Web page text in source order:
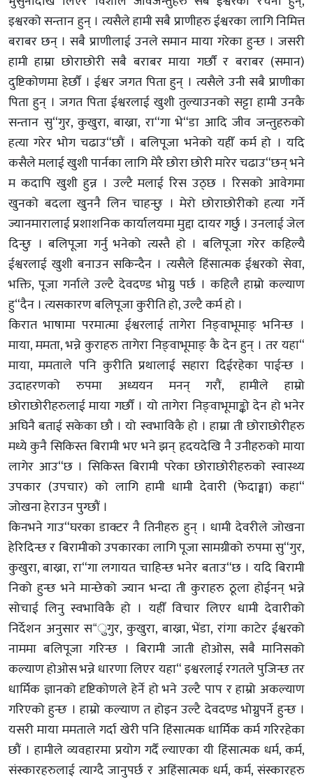
इश्वरको सन्तान हुन् । त्यसैले हामी सबै प्राणीहरु ईश्वरका लागि निमित्त
बराबर छन् । सबै प्राणीलाई उनले समान माया गरेका हुन्छ । जसरी
हामी हाम्रा छोराछोरी सबै बराबर माया गर्छाैं र बराबर (समान)
दुष्टिकोणमा हेर्छाैं । ईश्वर जगत पिता हुन् । त्यसैले उनी सबै प्राणीका
पिता हुन् । जगत पिता ईश्वरलाई खुशी तुल्याउनको सट्टा हामी उनकै
सन्तान सु“गुर, कुखुरा, बाख्रा, रा“गा भे“डा आदि जीव जन्तुहरुको
हत्या गरेर भोग चढाउ“छौं । बलिपूजा भनेको यहीँ कर्म हो । यदि
कसैले मलाई खुशी पार्नका लागि मेरै छोरा छोरी मारेर चढाउ“छन् भने
म कदापि खुशी हुन्न । उल्टै मलाई रिस उठ्छ । रिसको आवेगमा
खुनको बदला खुननै लिन चाहन्छु । मेरो छोराछोरीको हत्या गर्ने
ज्यानमारालाई प्रशाशनिक कार्यालयमा मुद्दा दायर गर्छु । उनलाई जेल
दिन्छु । बलिपूजा गर्नु भनेको त्यस्तै हो । बलिपूजा गरेर कहिल्यै
ईश्वरलाई खुशी बनाउन सकिन्दैन । त्यसैले हिंसात्मक ईश्वरको सेवा,
भक्ति, पूजा गर्नाले उल्टै देवदण्ड भोग्नु पर्छ । कहिलै हाम्रो कल्याण
हु“दैन । त्यसकारण बलिपूजा कुरीति हो, उल्टै कर्म हो ।
किरात भाषामा परमात्मा ईश्वरलाई तागेरा निङ्वाभूमाङ् भनिन्छ ।
माया, ममता, भन्ने कुराहरु तागेरा निङ्वाभूमाङ् कै देन हुन् । तर यहा“
माया, ममताले पनि कुरीति प्रथालाई सहारा दिईरहेका पाईन्छ ।
उदाहरणको रुपमा अध्ययन मनन् गरौं, हामीले हाम्रो
छोराछोरीहरुलाई माया गर्छौं । यो तागेरा निङ्वाभूमाङ्को देन हो भनेर
अघिनै बताई सकेका छौ । यो स्वभाविकै हो । हाम्रा ती छोराछोरीहरु
मध्ये कुनै सिकिस्त बिरामी भए भने झन् हृदयदेखि नै उनीहरुको माया
लागेर आउ“छ । सिकिस्त बिरामी परेका छोराछोरीहरुको स्वास्थ्य
उपकार (उपचार) को लागि हामी धामी देवारी (फेदाङ्मा) कहा“
जोखना हेराउन पुग्छौं ।
किनभने गाउ“घरका डाक्टर नै तिनीहरु हुन् । धामी देवरीले जोखना
हेरिदिन्छ र बिरामीको उपकारका लागि पूजा सामग्रीको रुपमा सु“गुर,
कुखुरा, बाख्रा, रा“गा लगायत चाहिन्छ भनेर बताउ“छ । यदि बिरामी
निको हुन्छ भने मान्छेको ज्यान भन्दा ती कुराहरु ठूला होईनन् भन्ने
सोचाई लिनु स्वभाविकै हो । यहीँ विचार लिएर धामी देवारीको
निर्देशन अनुसार स“ुगुर, कुखुरा, बाख्रा, भेंडा, रांगा काटेर ईश्वरको
नाममा बलिपूजा गरिन्छ । बिरामी जाती होओस, सबै मानिसको
कल्याण होओस भन्ने धारणा लिएर यहा“ इश्वरलाई रगतले पुजिन्छ तर
धार्मिक ज्ञानको दृष्टिकोणले हेर्ने हो भने उल्टै पाप र हाम्रो अकल्याण
गरिएको हुन्छ । हाम्रो कल्याण त होइन उल्टै देवदण्ड भोग्नुपर्ने हुन्छ ।
यसरी माया ममताले गर्दा खेरी पनि हिंसात्मक धार्मिक कर्म गरिरहेका
छौं । हामीले व्यवहारमा प्रयोग गर्दैं ल्याएका यी हिंसात्मक धर्म, कर्म,
संस्कारहरुलाई त्याग्दै जानुपर्छ र अहिंसात्मक धर्म, कर्म, संस्कारहरु